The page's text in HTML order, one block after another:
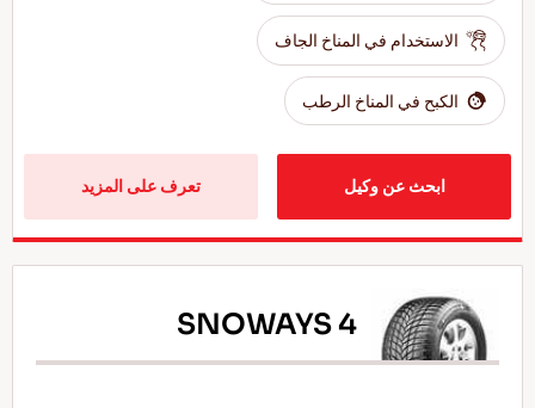
الاستخدام في المناخ الجاف
الكبح في المناخ الرطب
ابحث عن وكيل تعرف على المزيد
SNOWAYS 4